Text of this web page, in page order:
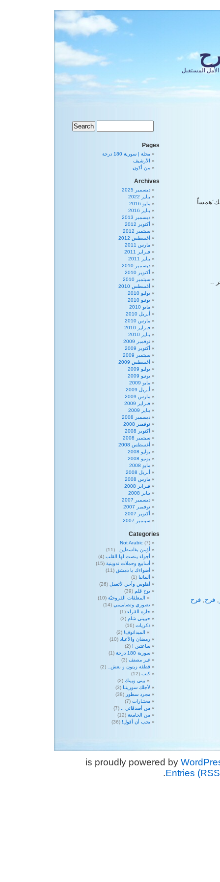
المستقبل
َهمساً
..
,فرح,فرح
Pages
مجلة | سورية 180 درجة
الأرشيف
من أكون
Archives
ديسمبر 2025
يناير 2022
مايو 2016
يناير 2016
ديسمبر 2013
أكتوبر 2012
سبتمبر 2012
أغسطس 2012
مارس 2011
فبراير 2011
يناير 2011
ديسمبر 2010
أكتوبر 2010
سبتمبر 2010
أغسطس 2010
يوليو 2010
يونيو 2010
مايو 2010
أبريل 2010
مارس 2010
فبراير 2010
يناير 2010
نوفمبر 2009
أكتوبر 2009
سبتمبر 2009
أغسطس 2009
يوليو 2009
يونيو 2009
مايو 2009
أبريل 2009
مارس 2009
فبراير 2009
يناير 2009
ديسمبر 2008
نوفمبر 2008
أكتوبر 2008
سبتمبر 2008
أغسطس 2008
يوليو 2008
يونيو 2008
مايو 2008
أبريل 2008
مارس 2008
فبراير 2008
يناير 2008
ديسمبر 2007
نوفمبر 2007
أكتوبر 2007
سبتمبر 2007
Categories
Not Arabic (7)
أؤمن بفلسطين..
(11)
أجواء ينصت لها القلب (4)
أسابيع وحملات تدوينية (15)
أضواءك يا دمشق (11)
ألمانيا (1)
أهلوس وأجن لأتعقل (26)
بوح قلم (39)
المعلقات الفروحيّة (10)
تصوري وتصاميمي (14)
حارة القراء (1)
حبيبتي شآم (3)
ذكريات (16)
الميدانوف! (2)
رمضان والأعياد (10)
ساعتين ! (2)
سورية 180 درجة
(1)
غير مصنف (3)
قطفة زيتون و نعش..
(2)
كتب (12)
بيني وبينك (2)
لأجلك سوريتنا (3)
مجرد سطور (38)
مختـارات (7)
من أصدقائي ..
(7)
من الجامعة (12)
يجب أن أقول! (36)
Entries
.